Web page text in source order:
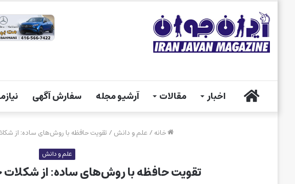
خانه اخبار مقالات آرشیو مجله سفارش آگهی
خانه/علم و دانش/تقویت حافظه با روش‌های ساده: از
علم و دانش
تقویت حافظه با روش‌های ساده: از شکلات